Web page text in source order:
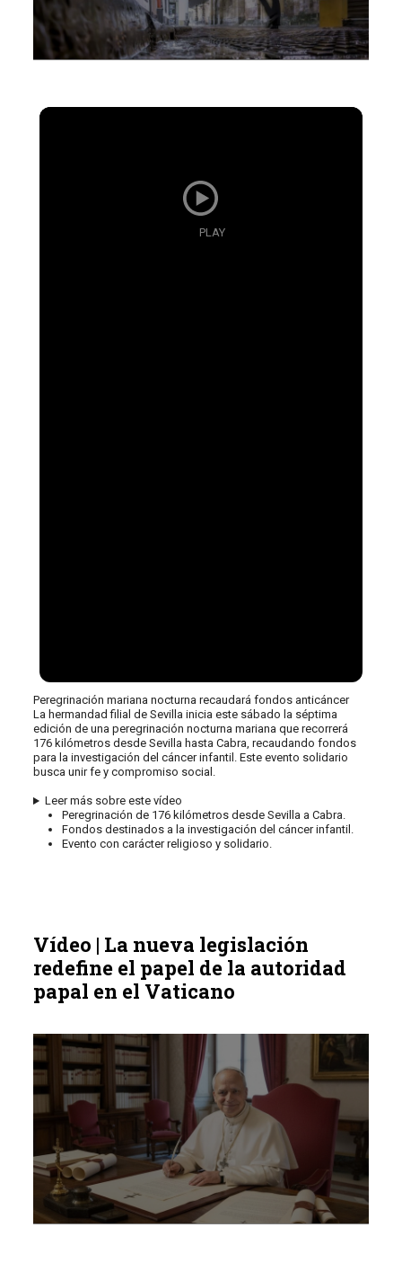
Peregrinación mariana nocturna recaudará fondos anticáncer
La hermandad filial de Sevilla inicia este sábado la séptima
edición de una peregrinación nocturna mariana que recorrerá
176 kilómetros desde Sevilla hasta Cabra, recaudando fondos
para la investigación del cáncer infantil. Este evento solidario
busca unir fe y compromiso social.
Leer más sobre este vídeo
Peregrinación de 176 kilómetros desde Sevilla a Cabra.
Fondos destinados a la investigación del cáncer infantil.
Evento con carácter religioso y solidario.
Vídeo | La nueva legislación
redefine el papel de la autoridad
papal en el Vaticano